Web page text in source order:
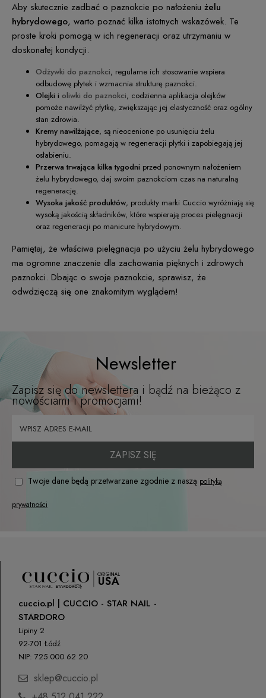
Aby skutecznie zadbać o paznokcie po nałożeniu żelu
hybrydowego, warto poznać kilka istotnych wskazówek. Te
proste kroki pomogą w ich regeneracji oraz utrzymaniu w
doskonałej kondycji.
Odżywki do paznokci, regularne ich stosowanie wspiera
odbudowę płytek i wzmacnia strukturę paznokci.
Olejki i oliwki do paznokci, codzienna aplikacja olejków
pomoże nawilżyć płytkę, zwiększając jej elastyczność oraz ogólny
stan zdrowia.
Kremy nawilżające, są nieocenione po usunięciu żelu
hybrydowego, pomagają w regeneracji płytki i zapobiegają jej
osłabieniu.
Przerwa trwająca kilka tygodni przed ponownym nałożeniem
żelu hybrydowego, daj swoim paznokciom czas na naturalną
regenerację.
Wysoka jakość produktów, produkty marki Cuccio wyróżniają się
wysoką jakością składników, które wspierają proces pielęgnacji
oraz regeneracji po manicure hybrydowym.
Pamiętaj, że właściwa pielęgnacja po użyciu żelu hybrydowego
ma ogromne znaczenie dla zachowania pięknych i zdrowych
paznokci. Dbając o swoje paznokcie, sprawisz, że
odwdzięczą się one znakomitym wyglądem!
Newsletter
Zapisz się do newslettera i bądź na bieżąco z
nowościami i promocjami!
ZAPISZ SIĘ
Twoje dane będą przetwarzane zgodnie z naszą polityką
prywatności
cuccio.pl | CUCCIO - STAR NAIL -
STARDORO
Lipiny 2
92-701 Łódź
NIP: 725 000 62 20
sklep@cuccio.pl